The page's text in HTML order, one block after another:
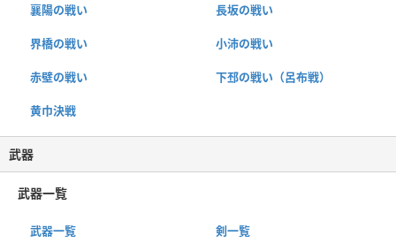
襄陽の戦い 長坂の戦い
界橋の戦い 小沛の戦い
赤壁の戦い 下邳の戦い（呂布戦）
黄巾決戦
武器
武器一覧
武器一覧 剣一覧